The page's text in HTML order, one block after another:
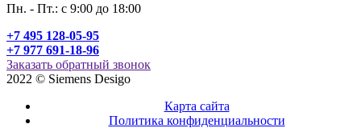
Пн. - Пт.: c 9:00 до 18:00
+7 495 128-05-95
+7 977 691-18-96
Заказать обратный звонок
2022 © Siemens Desigo
Карта сайта
Политика конфиденциальности